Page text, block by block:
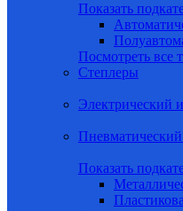
Показать
Посмотреть все
Степлеры
Электрический
Показать